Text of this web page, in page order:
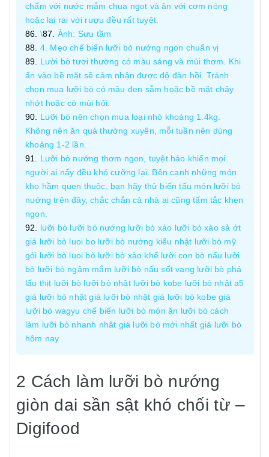
chấm với nước mắm chua ngọt và ăn với cơm nóng
hoặc lai rai với rượu đều rất tuyệt.
\
Ảnh: Sưu tầm
4. Mẹo chế biến lưỡi bò nướng ngon chuẩn vị
Lười bò tươi thường có màu sáng và mùi thơm. Khi
ấn vào bề mặt sẽ cảm nhận được độ đàn hồi. Tránh
chọn mua lưỡi bò có màu đen sẫm hoặc bề mặt chảy
nhớt hoặc có mùi hôi.
Lưỡi bò nên chọn mua loại nhỏ khoảng 1.4kg.
Không nên ăn quá thường xuyên, mỗi tuần nên dùng
khoảng 1-2 lần.
Lưỡi bò nướng thơm ngon, tuyệt hảo khiến mọi
người ai nấy đều khó cưỡng lại. Bên cạnh những món
kho hầm quen thuộc, bạn hãy thử biến tấu món lưỡi bò
nướng trên đây, chắc chắn cả nhà ai cũng tấm tắc khen
ngon.
lưỡi bò lưỡi bò nướng lưỡi bò xào lưỡi bò xào sả ớt
giá lưỡi bò luoi bo lưỡi bò nướng kiểu nhật lưỡi bò mỹ
gỏi lưỡi bò luoi bò lưỡi bò xào khế lưỡi con bò nấu lưỡi
bò lưỡi bò ngâm mắm lưỡi bò nấu sốt vang lưỡi bò phá
lấu thịt lưỡi bò lưỡi bò nhật lưỡi bò kobe lưỡi bò nhật a5
giá lưỡi bò nhật giá lưỡi bò nhật giá lưỡi bò kobe giá
lưỡi bò wagyu chế biến lưỡi bò món ăn lưỡi bò cách
làm lưỡi bò nhanh nhât giá lưỡi bò mới nhất giá lưỡi bò
hôm nay
2 Cách làm lưỡi bò nướng
giòn dai sần sật khó chối từ –
Digifood